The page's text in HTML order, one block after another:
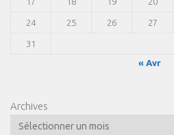
24 25 26 27
31
« Avr
Archives